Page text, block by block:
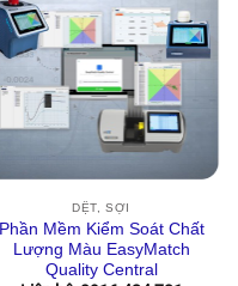
DỆT, SỢI
Phần Mềm Kiểm Soát Chất
Lượng Màu EasyMatch
Quality Central